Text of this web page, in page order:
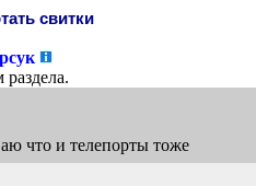
свитки
раздела.
что и телепорты тоже